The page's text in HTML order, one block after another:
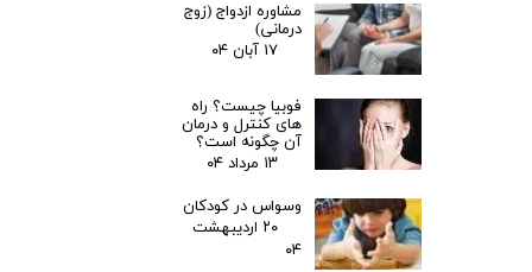
مشاوره ازدواج (زوج
درمانی)
۱۷ آبان ۰۴
فوبیا چیست؟ راه
های کنترل و درمان
آن چگونه است؟
۱۳ مرداد ۰۴
وسواس در کودکان
۲۰ اردیبهشت
۰۴